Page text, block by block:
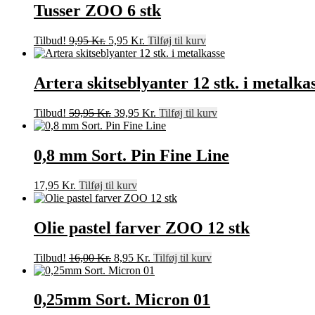
var:
29,95 Kr..
er:
9,95 Kr..
Tusser ZOO 6 stk
Tilbud! 9,95Kr. Den
oprindelige
var:
9,95 Kr..
5,95 Kr. Den
aktuelle
5,95 Kr..
Tilføj til kurv
Artera skitseblyanter 12 stk. i
Tilbud! 59,95Kr. Den
oprindelige
var:
59,95 Kr..
39,95 Kr. Den
aktuelle
er:
39,95 Kr..
Tilføj til kurv
0,8 mm Sort. Pin Fine Line
17,95 Kr. Tilføj til kurv
Olie pastel farver ZOO 12 stk
Tilbud! 16,00Kr. Den
oprindelige
var:
16,00 Kr..
8,95 Kr. Den
aktuelle
er:
8,95 Kr..
Tilføj til kurv
0,25mm Sort. Micron 01